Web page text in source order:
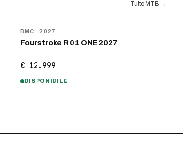
Tutto MTB →
BMC · 2027
Fourstroke R 01 ONE 2027
€ 12.999
DISPONIBILE